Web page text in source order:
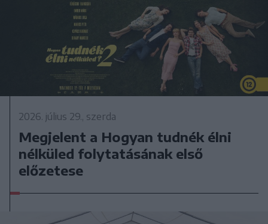
2026. július 29., szerda
Megjelent a Hogyan tudnék élni
nélküled folytatásának első
előzetese